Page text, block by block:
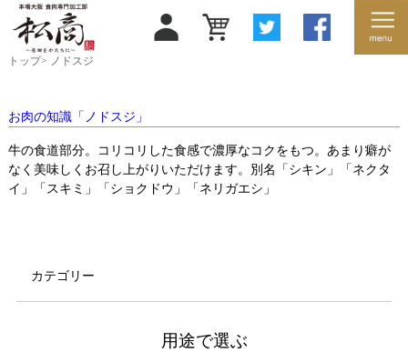
トップ> ノドスジ
お肉の知識「ノドスジ」
牛の食道部分。コリコリした食感で濃厚なコクをもつ。あまり癖が
なく美味しくお召し上がりいただけます。別名「シキン」「ネクタ
イ」「スキミ」「ショクドウ」「ネリガエシ」
カテゴリー
用途で選ぶ